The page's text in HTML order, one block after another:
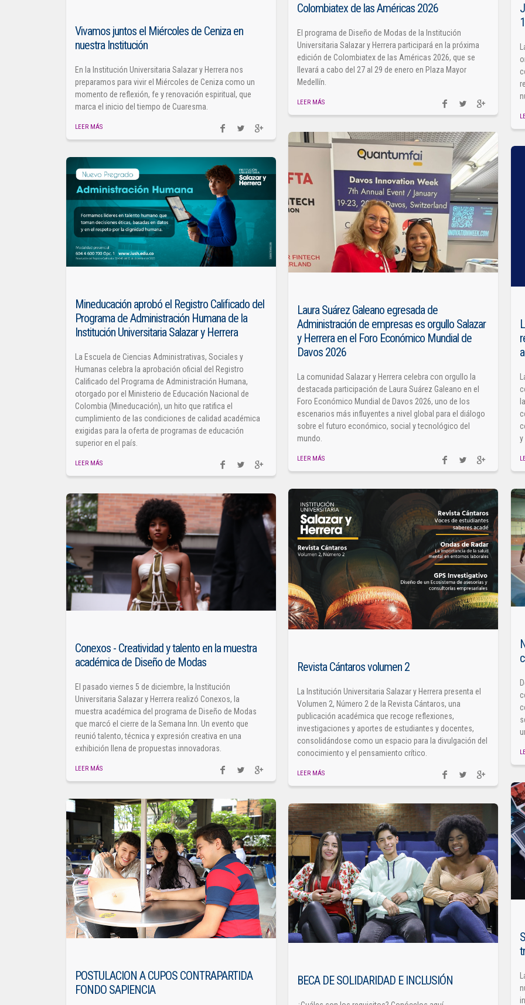
Vivamos juntos el Miércoles de Ceniza en
nuestra Institución
En la Institución Universitaria Salazar y Herrera nos
preparamos para vivir el Miércoles de Ceniza como un
momento de reflexión, fe y renovación espiritual, que
marca el inicio del tiempo de Cuaresma.
LEER MÁS
Colombiatex de las Américas 2026
El programa de Diseño de Modas de la Institución
Universitaria Salazar y Herrera participará en la próxima
edición de Colombiatex de las Américas 2026, que se
llevará a cabo del 27 al 29 de enero en Plaza Mayor
Medellín.
LEER MÁS
1
Laura Suárez Galeano egresada de
Administración de empresas es orgullo Salazar
y Herrera en el Foro Económico Mundial de
Davos 2026
La comunidad Salazar y Herrera celebra con orgullo la
destacada participación de Laura Suárez Galeano en el
Foro Económico Mundial de Davos 2026, uno de los
escenarios más influyentes a nivel global para el diálogo
sobre el futuro económico, social y tecnológico del
mundo.
LEER MÁS
y
Mineducación aprobó el Registro Calificado del
Programa de Administración Humana de la
Institución Universitaria Salazar y Herrera
La Escuela de Ciencias Administrativas, Sociales y
Humanas celebra la aprobación oficial del Registro
Calificado del Programa de Administración Humana,
otorgado por el Ministerio de Educación Nacional de
Colombia (Mineducación), un hito que ratifica el
cumplimiento de las condiciones de calidad académica
exigidas para la oferta de programas de educación
superior en el país.
LEER MÁS
Revista Cántaros volumen 2
La Institución Universitaria Salazar y Herrera presenta el
Volumen 2, Número 2 de la Revista Cántaros, una
publicación académica que recoge reflexiones,
investigaciones y aportes de estudiantes y docentes,
consolidándose como un espacio para la divulgación del
conocimiento y el pensamiento crítico.
LEER MÁS
Conexos - Creatividad y talento en la muestra
académica de Diseño de Modas
El pasado viernes 5 de diciembre, la Institución
Universitaria Salazar y Herrera realizó Conexos, la
muestra académica del programa de Diseño de Modas
que marcó el cierre de la Semana Inn. Un evento que
reunió talento, técnica y expresión creativa en una
exhibición llena de propuestas innovadoras.
LEER MÁS
POSTULACION A CUPOS CONTRAPARTIDA
FONDO SAPIENCIA
BECA DE SOLIDARIDAD E INCLUSIÓN